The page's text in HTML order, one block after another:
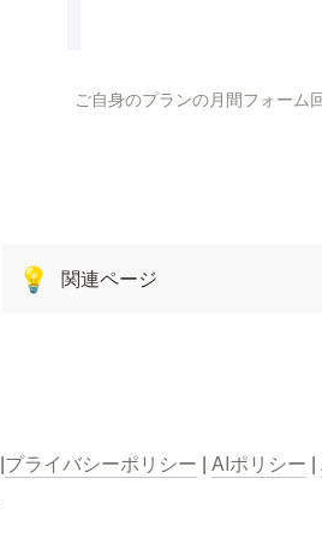
ご自身のプランの月間フォーム
💡 関連ページ
|プライバシーポリシー | AIポリシー |